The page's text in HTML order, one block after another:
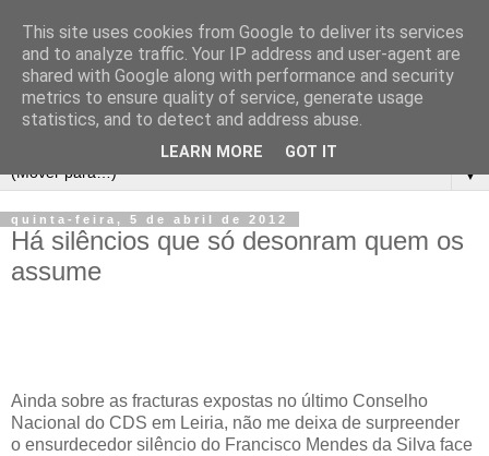
▼
quinta-feira, 5 de abril de 2012
Há silêncios que só desonram quem os
assume
Ainda sobre as fracturas expostas no último Conselho
Nacional do CDS em Leiria, não me deixa de surpreender
o ensurdecedor silêncio do Francisco Mendes da Silva face
This site uses cookies from Google to deliver its services
and to analyze traffic. Your IP address and user-agent are
shared with Google along with performance and security
metrics to ensure quality of service, generate usage
statistics, and to detect and address abuse.
LEARN MORE GOT IT